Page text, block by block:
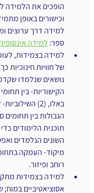
למידה דרך ערוצים
ספר: למידה
למידה בצמידות,
של חוויות חינוכיות
הקישוריות- בין
באלו, (2)
תוכנית הלימודים כדי
מיקוד- העמקה
רוחב ופיזור.
למידה בצמידות
אסוציאטיביים